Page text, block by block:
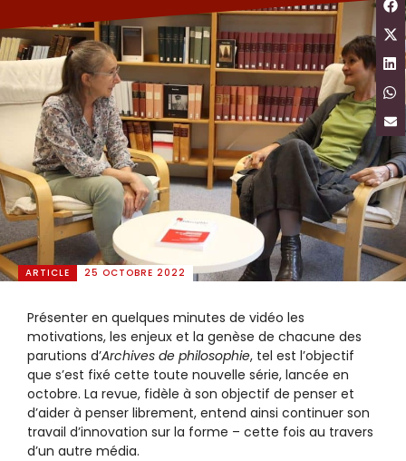
ARTICLE 25 OCTOBRE 2022
Présenter en quelques minutes de vidéo les
motivations, les enjeux et la genèse de chacune des
parutions d’Archives de philosophie, tel est l’objectif
que s’est fixé cette toute nouvelle série, lancée en
octobre. La revue, fidèle à son objectif de penser et
d’aider à penser librement, entend ainsi continuer son
travail d’innovation sur la forme – cette fois au travers
d’un autre média.